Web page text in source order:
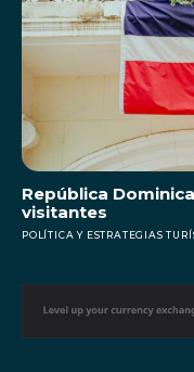
República
visitantes
POLÍTICA Y ESTRATEGIAS